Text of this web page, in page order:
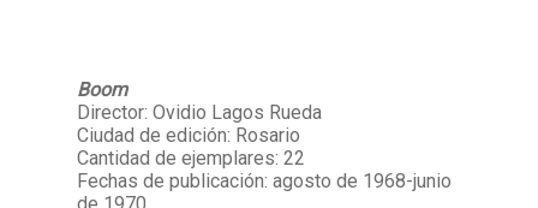
Boom
Director: Ovidio Lagos Rueda
Ciudad de edición: Rosario
Cantidad de ejemplares: 22
Fechas de publicación: agosto de 1968-junio